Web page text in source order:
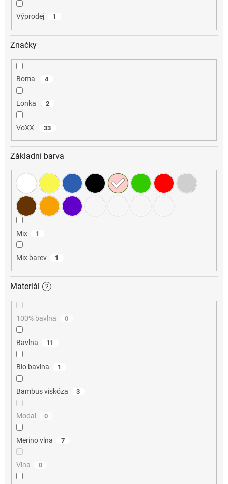
Výprodej 1
Značky
Boma 4
Lonka 2
VoXX 33
Základní barva
Mix 1
Mix barev 1
Materiál ?
100% bavlna 0
Bavlna 11
Bio bavlna 1
Bambus viskóza 3
Modal 0
Merino vlna 7
Vlna 0